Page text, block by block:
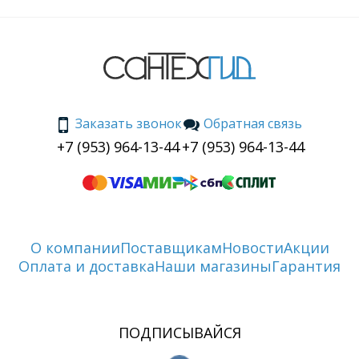
Заказать звонок
+7 (953) 964-13-44
Обратная связь
+7 (953) 964-13-44
О компанииПоставщикамНовостиАкции
Оплата и доставкаНаши магазиныГарантия
ПОДПИСЫВАЙСЯ